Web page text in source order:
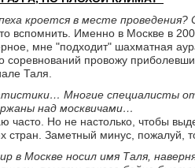
кроется в месте
вспомнить. Именно в Москве в
мне "подходит" шахматная
соревнований провожу
Таля.
Многие специалисты
над москвичами…
часто. Но не настолько, чтобы
стран. Заметный минус, пожалуй,
Москве носил имя Таля,